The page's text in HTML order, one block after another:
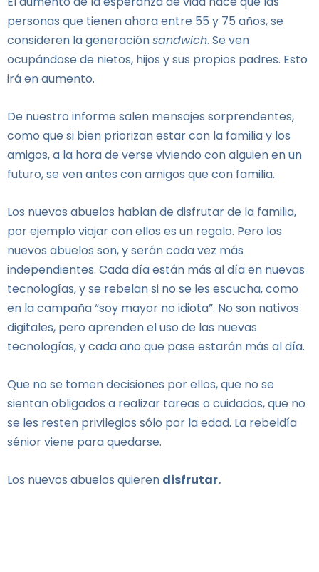
personas que tienen ahora entre 55 y 75 años, se
consideren la generaciónsandwich. Se ven
ocupándose de nietos, hijos y sus propios padres. Esto
irá en aumento.
De nuestro informe salen mensajes sorprendentes,
como que si bien priorizan estar con la familia y los
amigos, a la hora de verse viviendo con alguien en un
futuro, se ven antes con amigos que con familia.
Los nuevos abuelos hablan de disfrutar de la familia,
por ejemplo viajar con ellos es un regalo. Pero los
nuevos abuelos son, y serán cada vez más
independientes. Cada día están más al día en nuevas
tecnologías, y se rebelan si no se les escucha, como
en la campaña “soy mayor no idiota”. No son nativos
digitales, pero aprenden el uso de las nuevas
tecnologías, y cada año que pase estarán más al día.
Que no se tomen decisiones por ellos, que no se
sientan obligados a realizar tareas o cuidados, que no
se les resten privilegios sólo por la edad. La rebeldía
sénior viene para quedarse.
Los nuevos abuelos quieren disfrutar.